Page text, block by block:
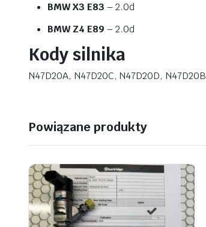
BMW X3 E83 – 2.0d
BMW Z4 E89 – 2.0d
Kody silnika
N47D20A, N47D20C, N47D20D, N47D20B
Powiązane produkty